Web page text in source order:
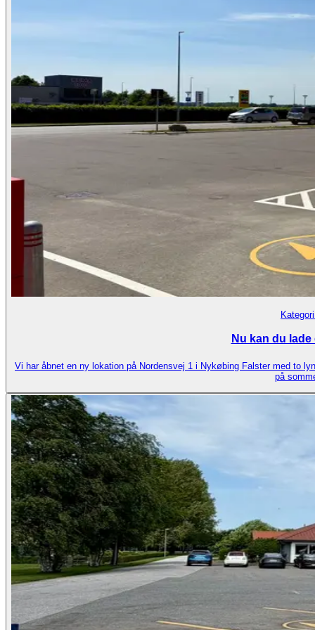
Nu kan du lade
Vi har åbnet en ny lokation på Nordensvej 1 i Nykøbing Falster med to
på